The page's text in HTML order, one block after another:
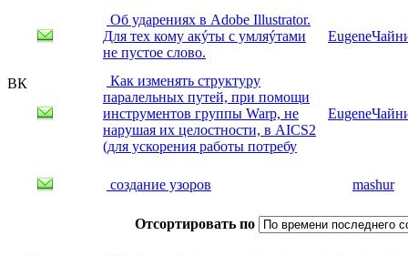
ВК
Об ударениях в Adobe Illustrator.
Для тех кому акýты с умляýтами
не пустое слово.
Как изменять структуру
паралельных путей, при помощи
инструментов группы Warp, не
нарушая их целостности, в AICS2
(для ускорения работы потребу
создание узоров mashur
Отсортировать по